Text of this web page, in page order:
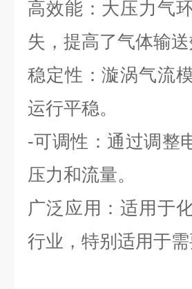
高效能：大压力气
失，提高了气体输送
稳定性：漩涡气流
运行平稳。
-可调性：通过调整
压力和流量。
广泛应用：适用于
行业，特别适用于